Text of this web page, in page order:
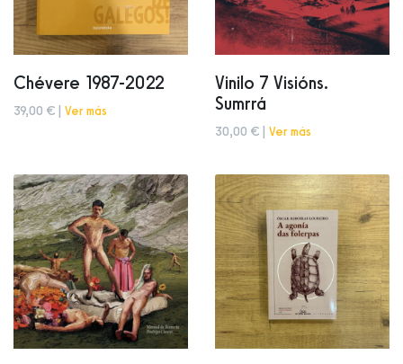
Chévere 1987-2022
39,00 € | Ver más
Vinilo 7 Visións.
Sumrrá
30,00 € | Ver más